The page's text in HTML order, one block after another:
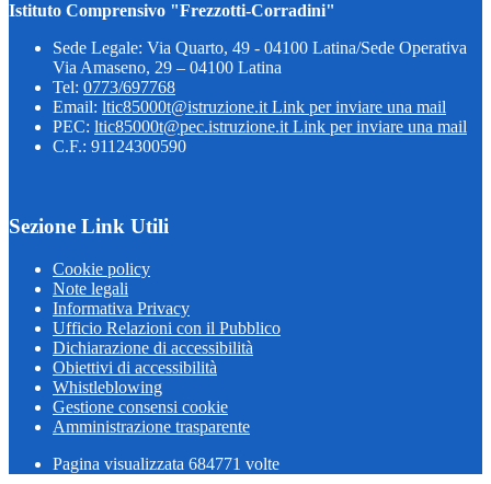
Istituto Comprensivo "Frezzotti-Corradini"
Sede Legale: Via Quarto, 49 - 04100 Latina/Sede Operativa
Via Amaseno, 29 – 04100 Latina
Tel: 0773/697768
Email: ltic85000t@istruzione.it Link per inviare una mail
PEC: ltic85000t@pec.istruzione.it Link per inviare una mail
C.F.: 91124300590
Sezione Link Utili
Cookie policy
Note legali
Informativa Privacy
Ufficio Relazioni con il Pubblico
Dichiarazione di accessibilità
Obiettivi di accessibilità
Whistleblowing
Gestione consensi cookie
Amministrazione trasparente
Pagina visualizzata 684771 volte